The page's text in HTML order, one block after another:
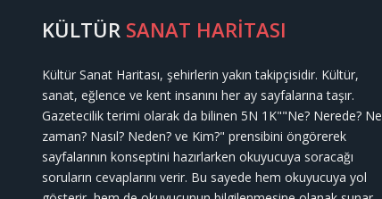
KÜLTÜR SANAT HARİTASI
Kültür Sanat Haritası, şehirlerin yakın takipçisidir. Kültür,
sanat, eğlence ve kent insanını her ay sayfalarına taşır.
Gazetecilik terimi olarak da bilinen 5N 1K""Ne? Nerede? Ne
zaman? Nasıl? Neden? ve Kim?" prensibini öngörerek
sayfalarının konseptini hazırlarken okuyucuya soracağı
soruların cevaplarını verir. Bu sayede hem okuyucuya yol